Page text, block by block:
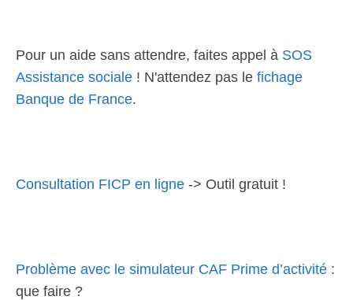
Pour un aide sans attendre, faites appel à SOS
Assistance sociale ! N'attendez pas le fichage
Banque de France.
Consultation FICP en ligne -> Outil gratuit !
Problème avec le simulateur CAF Prime d’activité :
que faire ?